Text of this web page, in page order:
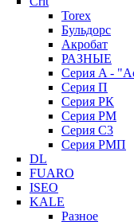
Torex
Бульдорс
Акробат
РАЗНЫЕ
Серия A -
Серия П
Серия РК
Серия РМ
Серия С3
Серия РМП
DL
FUARO
ISEO
KALE
Разное